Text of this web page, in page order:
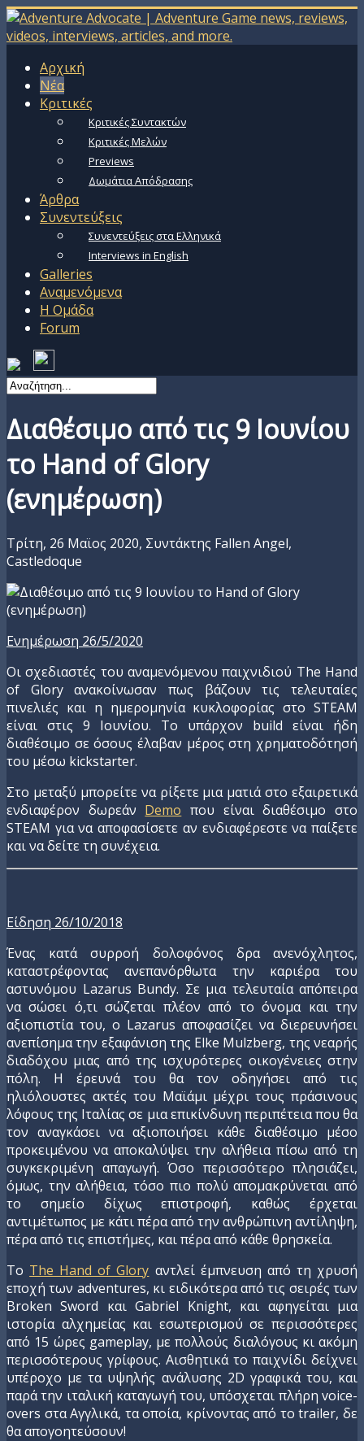
Αρχική
Νέα
Κριτικές
Κριτικές Συντακτών
Κριτικές Μελών
Previews
Δωμάτια Απόδρασης
Άρθρα
Συνεντεύξεις
Συνεντεύξεις στα Ελληνικά
Interviews in English
Galleries
Αναμενόμενα
Η Ομάδα
Forum
Διαθέσιμο από τις 9 Ιουνίου
το Hand of Glory
(ενημέρωση)
Τρίτη, 26 Μαϊος 2020, Συντάκτης Fallen Angel,
Castledoque
Ενημέρωση 26/5/2020
Οι σχεδιαστές του αναμενόμενου παιχνιδιού The Hand
of Glory ανακοίνωσαν πως βάζουν τις τελευταίες
πινελιές και η ημερομηνία κυκλοφορίας στο STEAM
είναι στις 9 Ιουνίου. Το υπάρχον build είναι ήδη
διαθέσιμο σε όσους έλαβαν μέρος στη χρηματοδότησή
του μέσω kickstarter.
Στο μεταξύ μπορείτε να ρίξετε μια ματιά στο εξαιρετικά
ενδιαφέρον δωρεάν Demo που είναι διαθέσιμο στο
STEAM για να αποφασίσετε αν ενδιαφέρεστε να παίξετε
και να δείτε τη συνέχεια.
Είδηση 26/10/2018
Ένας κατά συρροή δολοφόνος δρα ανενόχλητος,
καταστρέφοντας ανεπανόρθωτα την καριέρα του
αστυνόμου Lazarus Bundy. Σε μια τελευταία απόπειρα
να σώσει ό,τι σώζεται πλέον από το όνομα και την
αξιοπιστία του, ο Lazarus αποφασίζει να διερευνήσει
ανεπίσημα την εξαφάνιση της Elke Mulzberg, της νεαρής
διαδόχου μιας από της ισχυρότερες οικογένειες στην
πόλη. Η έρευνά του θα τον οδηγήσει από τις
ηλιόλουστες ακτές του Μαϊάμι μέχρι τους πράσινους
λόφους της Ιταλίας σε μια επικίνδυνη περιπέτεια που θα
τον αναγκάσει να αξιοποιήσει κάθε διαθέσιμο μέσο
προκειμένου να αποκαλύψει την αλήθεια πίσω από τη
συγκεκριμένη απαγωγή. Όσο περισσότερο πλησιάζει,
όμως, την αλήθεια, τόσο πιο πολύ απομακρύνεται από
το σημείο δίχως επιστροφή, καθώς έρχεται
αντιμέτωπος με κάτι πέρα από την ανθρώπινη αντίληψη,
πέρα από τις επιστήμες, και πέρα από κάθε θρησκεία.
Το The Hand of Glory αντλεί έμπνευση από τη χρυσή
εποχή των adventures, κι ειδικότερα από τις σειρές των
Broken Sword και Gabriel Knight, και αφηγείται μια
ιστορία αλχημείας και εσωτερισμού σε περισσότερες
από 15 ώρες gameplay, με πολλούς διαλόγους κι ακόμη
περισσότερους γρίφους. Αισθητικά το παιχνίδι δείχνει
υπέροχο με τα υψηλής ανάλυσης 2D γραφικά του, και
παρά την ιταλική καταγωγή του, υπόσχεται πλήρη voice-
overs στα Αγγλικά, τα οποία, κρίνοντας από το trailer, δε
θα απογοητεύσουν!